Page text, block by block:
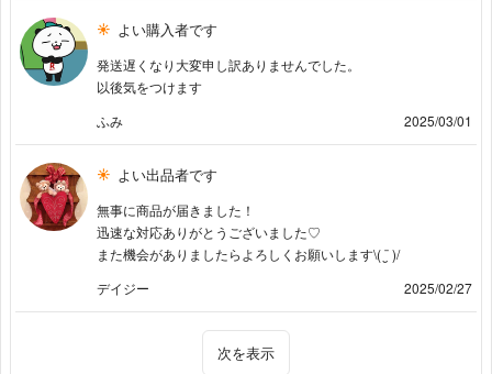
よい購入者です
発送遅くなり大変申し訳ありませんでした。
以後気をつけます
ふみ
2025/03/01
よい出品者です
無事に商品が届きました！
迅速な対応ありがとうございました♡
また機会がありましたらよろしくお願いします\( ¨̮ )/
デイジー
2025/02/27
次を表示